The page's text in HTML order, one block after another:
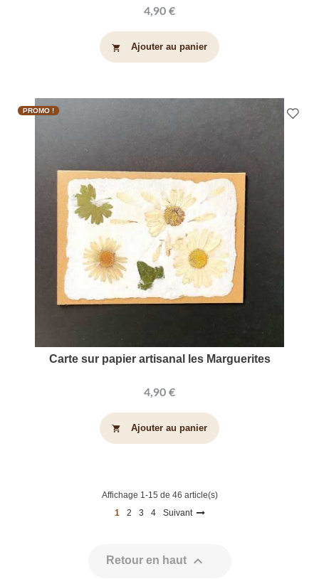
4,90 €
shopping_cart Ajouter au panier
PROMO !
Carte sur papier artisanal les Marguerites
4,90 €
shopping_cart Ajouter au panier
Affichage 1-15 de 46 article(s)
1
2 3 4 Suivant
Retour en haut 